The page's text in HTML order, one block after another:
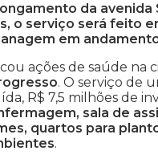
da avenida
o serviço será feito
em
ações de saúde
. O serviço de
R$ 7,5 milhões de
sala de
quartos para
.